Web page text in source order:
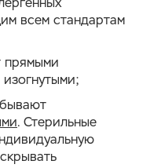
всем стандартам
прямыми
. Стерильные